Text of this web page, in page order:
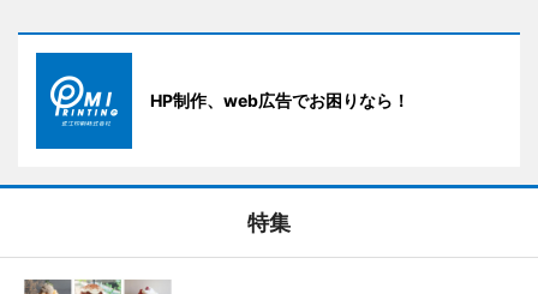
HP制作、web広告でお困りなら！
特集